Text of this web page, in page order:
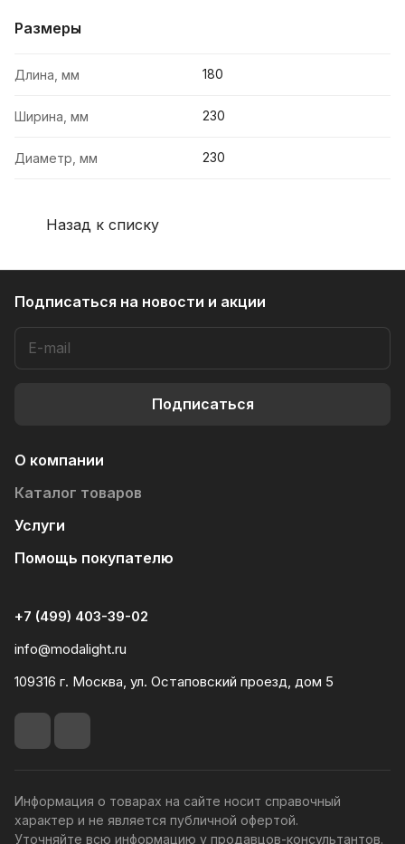
Размеры
Длина, мм 180
Ширина, мм 230
Диаметр, мм 230
Назад к списку
Подписаться на новости и акции
Подписаться
О компании
Каталог товаров
Услуги
Помощь покупателю
+7 (499) 403-39-02
info@modalight.ru
109316 г. Москва, ул. Остаповский проезд, дом 5
Информация о товарах на сайте носит справочный
характер и не является публичной офертой.
Уточняйте всю информацию у продавцов-консультантов.